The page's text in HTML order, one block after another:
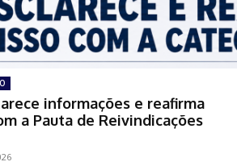
informações e reafirma
a Pauta de Reivindicações